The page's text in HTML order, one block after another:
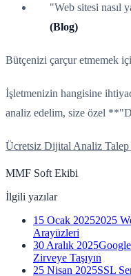
"Web sitesi nasıl
(Blog)
Bütçenizi çarçur etmemek
İşletmenizin hangisine
analiz edelim, size özel
Ücretsiz Dijital Analiz Talep
MMF Soft Ekibi
İlgili yazılar
15 Ocak 20252025
Arayüzleri
30 Aralık 2025
Zirveye Taşıyın
25 Nisan 2025SSL